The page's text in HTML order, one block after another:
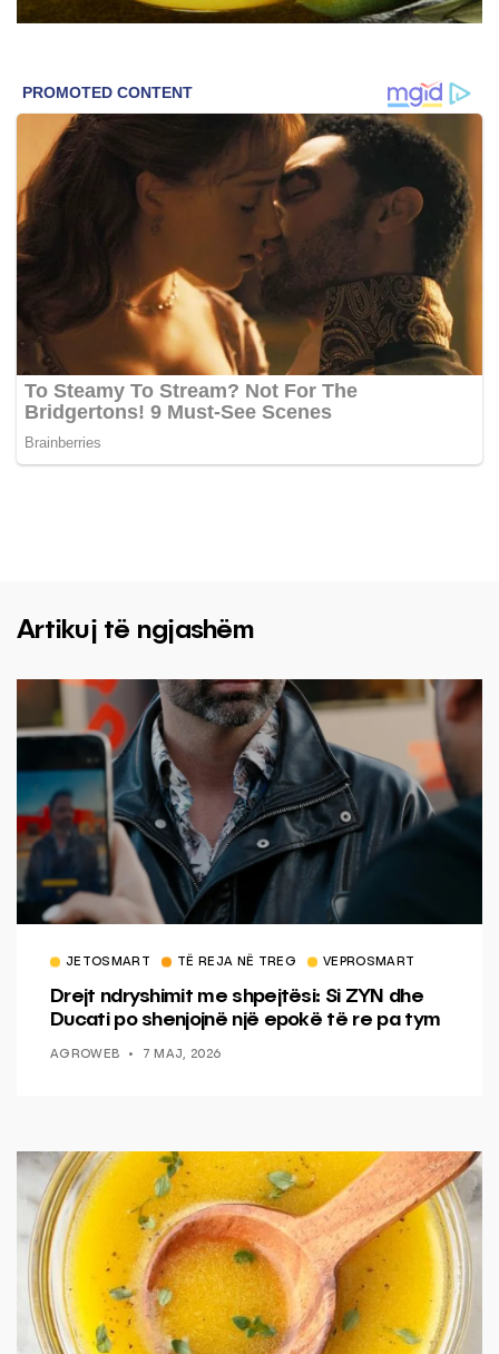
Artikuj të ngjashëm
JETOSMART TË REJA NË TREG VEPROSMART
Drejt ndryshimit me shpejtësi: Si ZYN dhe
Ducati po shenjojnë një epokë të re pa tym
AGROWEB 7 MAJ, 2026